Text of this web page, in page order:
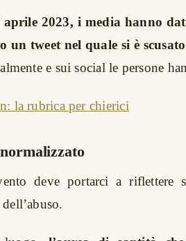
aprile 2023, i media hanno
un tweet nel quale si è
e sui social le persone
la rubrica per chierici
deve portarci a riflettere